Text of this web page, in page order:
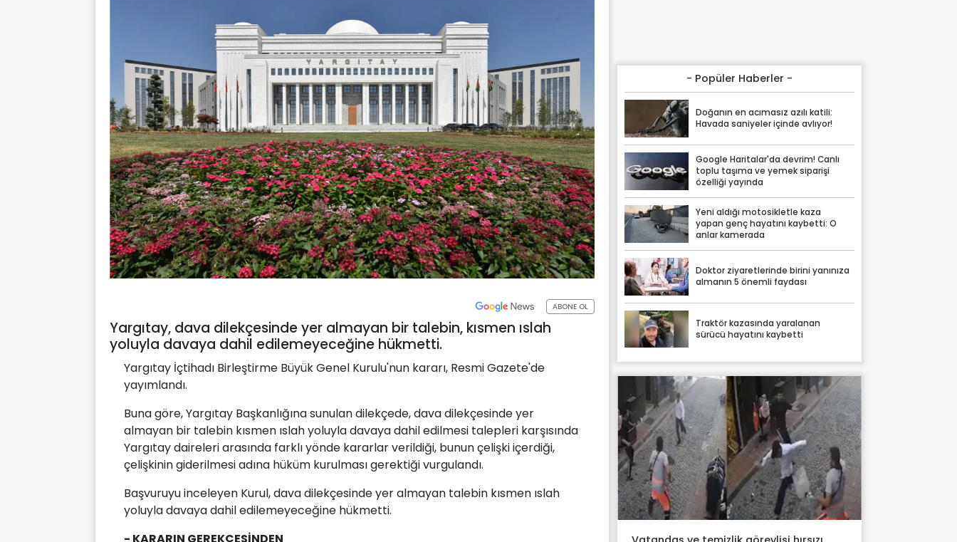
ABONE OL
Yargıtay, dava dilekçesinde yer almayan bir talebin, kısmen ıslah
yoluyla davaya dahil edilemeyeceğine hükmetti.
Yargıtay İçtihadı Birleştirme Büyük Genel Kurulu'nun kararı, Resmi Gazete'de
yayımlandı.
Buna göre, Yargıtay Başkanlığına sunulan dilekçede, dava dilekçesinde yer
almayan bir talebin kısmen ıslah yoluyla davaya dahil edilmesi talepleri karşısında
Yargıtay daireleri arasında farklı yönde kararlar verildiği, bunun çelişki içerdiği,
çelişkinin giderilmesi adına hüküm kurulması gerektiği vurgulandı.
Başvuruyu inceleyen Kurul, dava dilekçesinde yer almayan talebin kısmen ıslah
yoluyla davaya dahil edilemeyeceğine hükmetti.
- Popüler Haberler -
Doğanın en acımasız azılı katili:
Havada saniyeler içinde avlıyor!
Google Haritalar'da devrim! Canlı
toplu taşıma ve yemek siparişi
özelliği yayında
Yeni aldığı motosikletle kaza
yapan genç hayatını kaybetti: O
anlar kamerada
Doktor ziyaretlerinde birini yanınıza
almanın 5 önemli faydası
Traktör kazasında yaralanan
sürücü hayatını kaybetti